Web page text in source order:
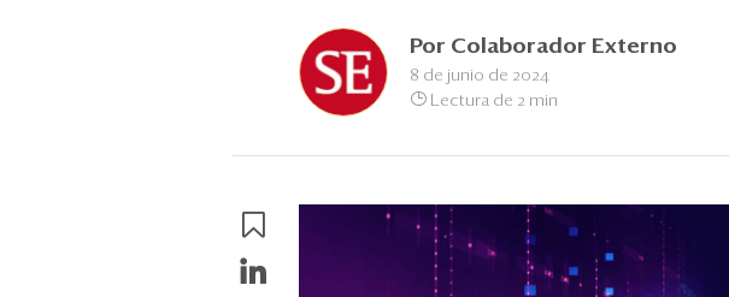
Por Colaborador Externo
8 de junio de 2024
Lectura de 2 min